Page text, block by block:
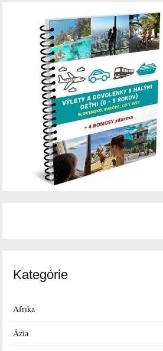
Kategórie
Afrika
Ázia